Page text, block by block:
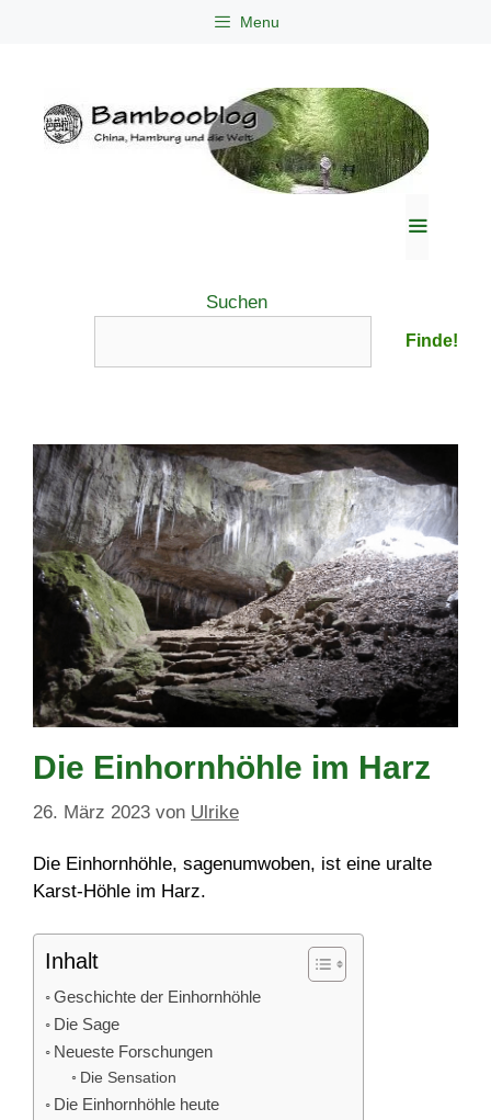
Menu
Suchen
Finde!
Die Einhornhöhle im Harz
26. März 2023 von Ulrike
Die Einhornhöhle, sagenumwoben, ist eine uralte
Karst-Höhle im Harz.
Inhalt
Geschichte der Einhornhöhle
Die Sage
Neueste Forschungen
Die Sensation
Die Einhornhöhle heute